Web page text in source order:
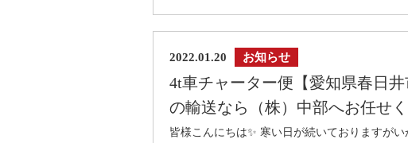
2022.01.20 お知らせ
4t車チャーター便【愛知県春日
の輸送なら（株）中部へお任せく
皆様こんにちは✨ 寒い日が続いておりますが